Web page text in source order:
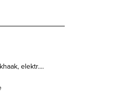
elektr....